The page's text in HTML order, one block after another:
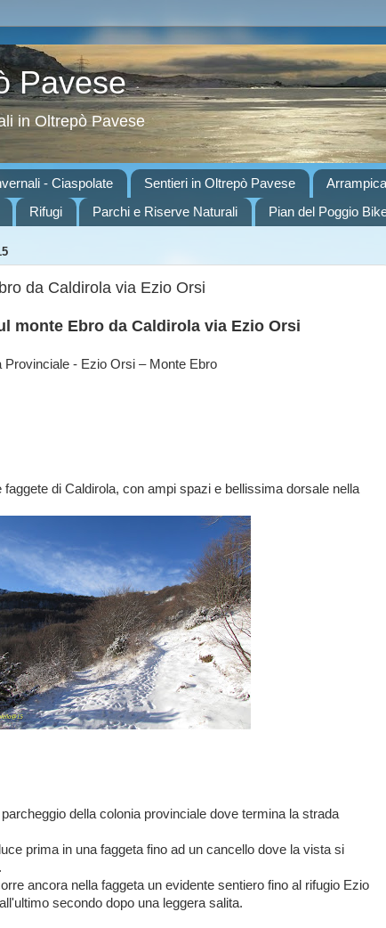
Pavese
in Oltrepò Pavese
- Ciaspolate Sentieri in Oltrepò Pavese
Rifugi Parchi e Riserve Naturali Pian del Poggio
da Caldirola via Ezio Orsi
monte Ebro da Caldirola via Ezio Orsi
Provinciale - Ezio Orsi – Monte Ebro
faggete di Caldirola, con ampi spazi e bellissima dorsale nella
della colonia provinciale dove termina la strada
prima in una faggeta fino ad un cancello dove la vista si
ancora nella faggeta un evidente sentiero fino al rifugio Ezio
secondo dopo una leggera salita.